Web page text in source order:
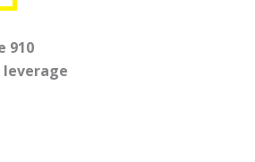
910
leverage